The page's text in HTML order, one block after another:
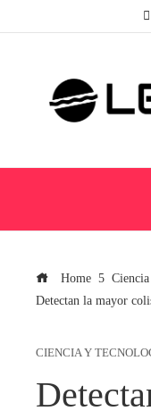
Home
Detectan la mayor
CIENCIA Y